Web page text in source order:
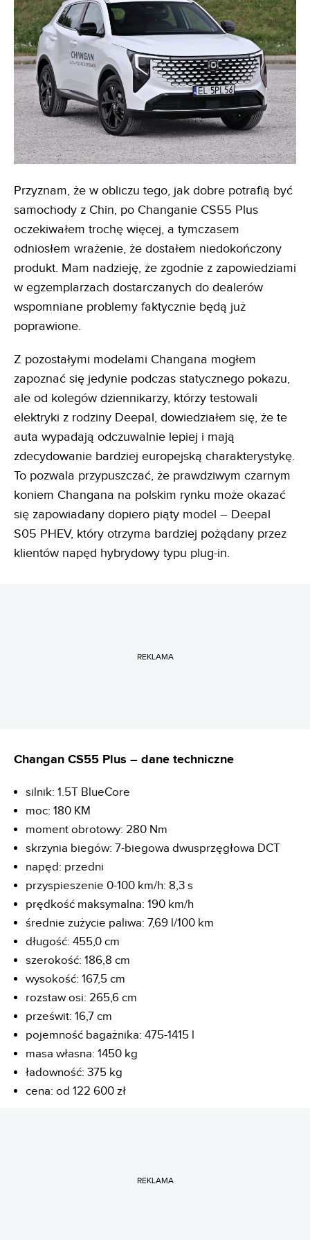
Przyznam, że w obliczu tego, jak dobre potrafią być
samochody z Chin, po Changanie CS55 Plus
oczekiwałem trochę więcej, a tymczasem
odniosłem wrażenie, że dostałem niedokończony
produkt. Mam nadzieję, że zgodnie z zapowiedziami
w egzemplarzach dostarczanych do dealerów
wspomniane problemy faktycznie będą już
poprawione.
Z pozostałymi modelami Changana mogłem
zapoznać się jedynie podczas statycznego pokazu,
ale od kolegów dziennikarzy, którzy testowali
elektryki z rodziny Deepal, dowiedziałem się, że te
auta wypadają odczuwalnie lepiej i mają
zdecydowanie bardziej europejską charakterystykę.
To pozwala przypuszczać, że prawdziwym czarnym
koniem Changana na polskim rynku może okazać
się zapowiadany dopiero piąty model – Deepal
S05 PHEV, który otrzyma bardziej pożądany przez
klientów napęd hybrydowy typu plug-in.
REKLAMA
Changan CS55 Plus – dane techniczne
silnik: 1.5T BlueCore
moc: 180 KM
moment obrotowy: 280 Nm
skrzynia biegów: 7-biegowa dwusprzęgłowa DCT
napęd: przedni
przyspieszenie 0-100 km/h: 8,3 s
prędkość maksymalna: 190 km/h
średnie zużycie paliwa: 7,69 l/100 km
długość: 455,0 cm
szerokość: 186,8 cm
wysokość: 167,5 cm
rozstaw osi: 265,6 cm
prześwit: 16,7 cm
pojemność bagażnika: 475-1415 l
masa własna: 1450 kg
ładowność: 375 kg
cena: od 122 600 zł
REKLAMA